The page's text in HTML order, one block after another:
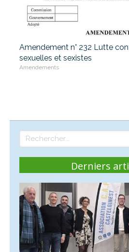
Amendement n° 232 Lutte
sexuelles et sexistes
Amendements
Rechercher
Derniers